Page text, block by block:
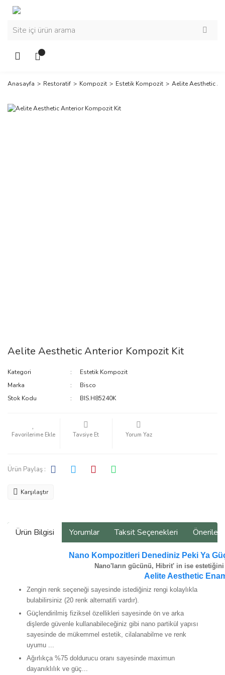
Anasayfa Restoratif Kompozit Estetik Kompozit Aelite Aesthetic
Aelite Aesthetic Anterior Kompozit Kit
Kategori
Estetik Kompozit
Marka
Bisco
Stok Kodu
BIS.H85240K
Tavsiye Et Yorum Yaz
Ürün Paylaş :
Karşılaştır
Ürün Bilgisi Yorumlar Taksit Seçenekleri
Nano Kompozitleri Denediniz Peki Ya
Nano'ların gücünü, Hibrit' in ise
Aelite Aesthetic
Zengin renk seçeneği sayesinde istediğiniz rengi kolaylıkla
bulabilirsiniz (20 renk alternatifi vardır).
Güçlendirilmiş fiziksel özellikleri sayesinde ön ve arka
dişlerde güvenle kullanabileceğiniz gibi nano partikül yapısı
sayesinde de mükemmel estetik, cilalanabilme ve renk
uyumu ...
Ağırlıkça %75 doldurucu oranı sayesinde maximun
dayanıklılık ve güç...